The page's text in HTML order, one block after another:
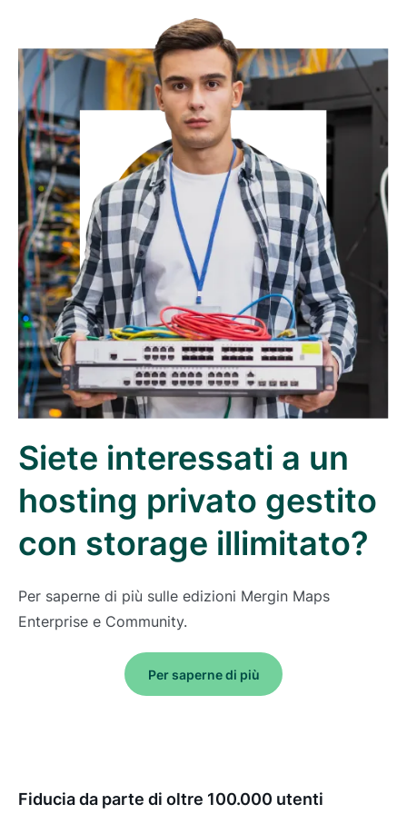
Strumento o integrazione personalizzata
Supporto SLA
Siete interessati a un
hosting privato gestito
con storage illimitato?
Per saperne di più sulle edizioni Mergin Maps
Enterprise e Community.
Per saperne di più
Fiducia da parte di oltre 100.000 utenti